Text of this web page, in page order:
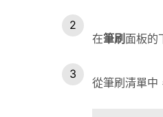
在筆刷 面板的
從筆刷清單中